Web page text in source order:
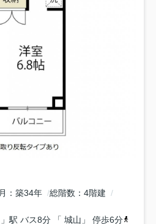
築34年 総階数
4階建
」駅 バス8分 「 城山」 停歩6分